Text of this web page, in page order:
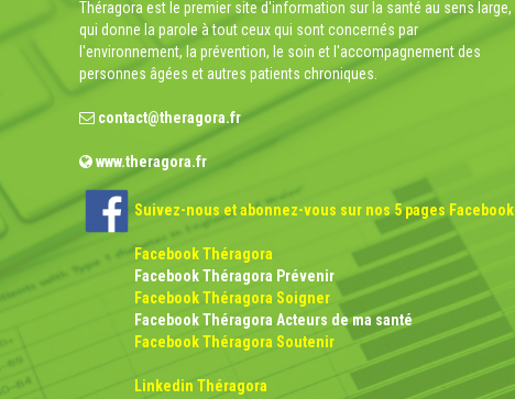
Théragora est le premier site d'information sur la santé au sens large,
qui donne la parole à tout ceux qui sont concernés par
l'environnement, la prévention, le soin et l'accompagnement des
personnes âgées et autres patients chroniques.
contact@theragora.fr
www.theragora.fr
Suivez-nous et abonnez-vous sur nos 5 pages Facebook
Facebook Théragora
Facebook Théragora Prévenir
Facebook Théragora Soigner
Facebook Théragora Acteurs de ma santé
Facebook Théragora Soutenir
Linkedin Théragora